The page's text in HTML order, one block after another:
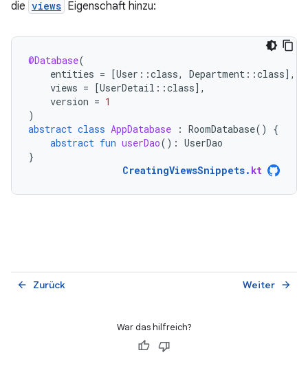
die views Eigenschaft hinzu:
@Database(
entities = [User ::class, Department ::class] ,
views = [UserDetail ::class] ,
version = 1
)
abstract class AppDatabase : RoomDatabase()
{
abstract fun userDao(): UserDao
}
CreatingViewsSnippets. kt
Zurück
arrow_back Weiter arrow_forward
War das hilfreich?